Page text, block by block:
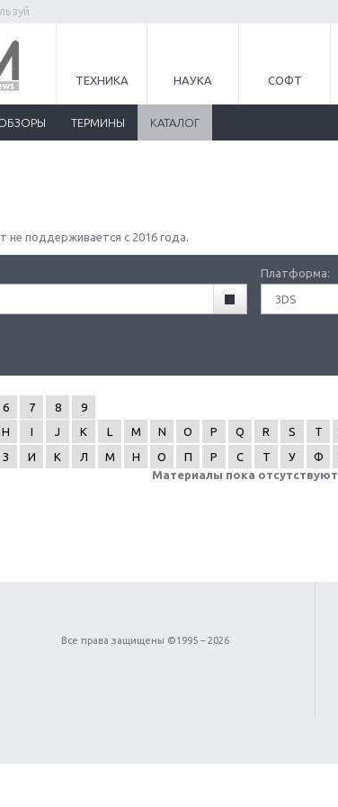
ТЕХНИКА НАУКА СОФТ
ТЕРМИНЫ КАТАЛОГ
не поддерживается с 2016 года.
Платформа:
3DS
6 7 8
9
H I J K L M N O P Q R S T
З И К Л М Н О П Р С Т У Ф
Материалы пока отсутствуют
Все права защищены ©1995 – 2026